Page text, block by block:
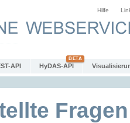
Hilfe
API HyDAS-API